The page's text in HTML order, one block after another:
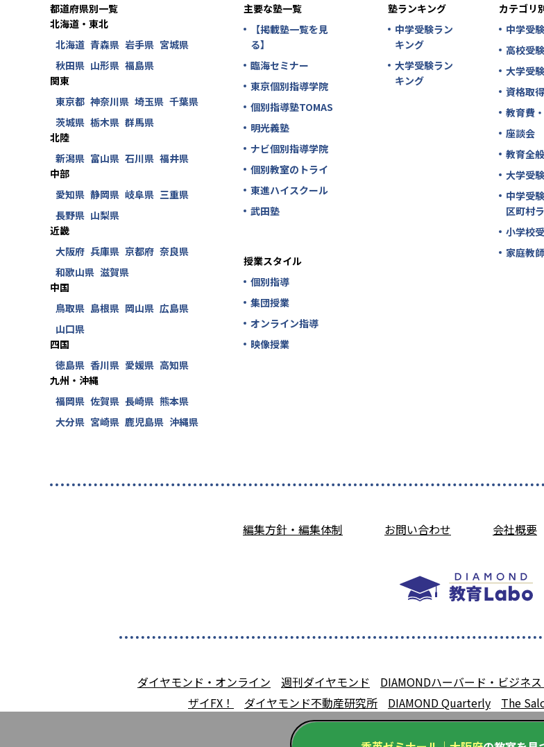
都道府県別一覧
北海道・東北
北海道 青森県 岩手県 宮城県
秋田県 山形県 福島県
関東
東京都 神奈川県 埼玉県 千葉県
茨城県 栃木県 群馬県
北陸
新潟県 富山県 石川県 福井県
中部
愛知県 静岡県 岐阜県 三重県
長野県 山梨県
近畿
大阪府 兵庫県 京都府 奈良県
和歌山県 滋賀県
中国
鳥取県 島根県 岡山県 広島県
山口県
四国
徳島県 香川県 愛媛県 高知県
九州・沖縄
福岡県 佐賀県 長崎県 熊本県
大分県 宮崎県 鹿児島県 沖縄県
主要な塾一覧
【掲載塾一覧を見
る】
臨海セミナー
東京個別指導学院
個別指導塾TOMAS
明光義塾
ナビ個別指導学院
個別教室のトライ
東進ハイスクール
武田塾
授業スタイル
個別指導
集団授業
オンライン指導
映像授業
塾ランキング
中学受験ラン
キング
大学受験ラン
キング
カテゴリ
中学受験
高校受験
大学受験
資格取
教育費
座談会
教育全般
大学受
中学受
区町村
小学校
家庭教師
編集方針・編集体制 お問い合わせ 会社概要
ダイヤモンド・オンライン 週刊ダイヤモンド DIAMONDハーバード・ビジネ
ザイFX！
ダイヤモンド不動産研究所 DIAMOND Quarterly The